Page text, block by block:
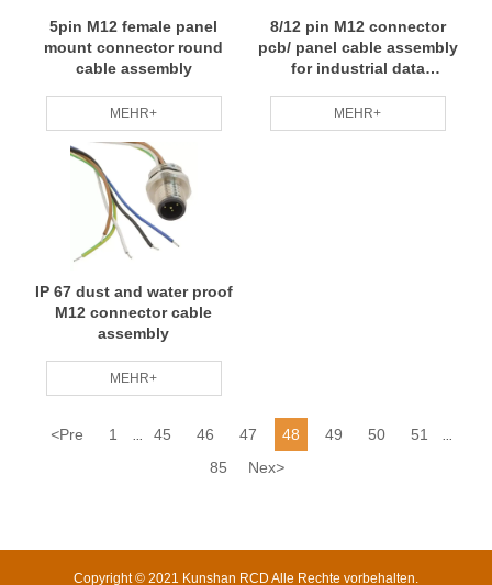
5pin M12 female panel
mount connector round
cable assembly
MEHR+
8/12 pin M12 connector
pcb/ panel cable assembly
for industrial data
MEHR+
IP 67 dust and water proof
M12 connector cable
assembly
MEHR+
<Pre 1 45 46 47 48 49 50 51
85 Nex>
Copyright © 2021 Kunshan RCD Alle Rechte vorbehalten.